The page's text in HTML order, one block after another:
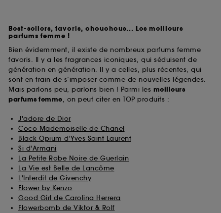
Best-sellers, favoris, chouchous... Les meilleurs
parfums femme !
Bien évidemment, il existe de nombreux parfums femme
favoris. Il y a les fragrances iconiques, qui séduisent de
génération en génération. Il y a celles, plus récentes, qui
sont en train de s’imposer comme de nouvelles légendes.
Mais parlons peu, parlons bien ! Parmi les meilleurs
parfums femme, on peut citer en TOP produits :
J'adore de Dior
Coco Mademoiselle de Chanel
Black Opium d'Yves Saint Laurent
Si d'Armani
La Petite Robe Noire de Guerlain
La Vie est Belle de Lancôme
L'Interdit de Givenchy
Flower by Kenzo
Good Girl de Carolina Herrera
Flowerbomb de Viktor & Rolf